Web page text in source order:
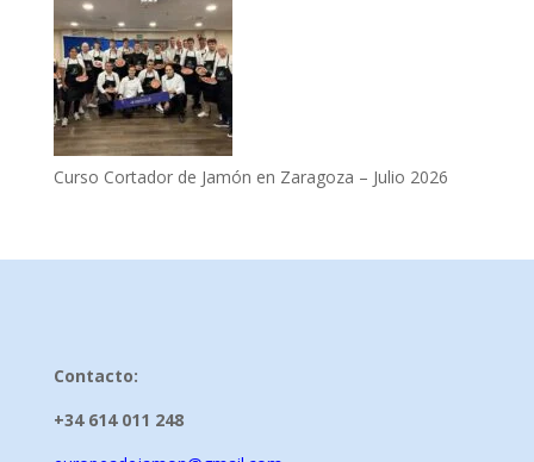
Curso Cortador de Jamón en Zaragoza – Julio 2026
Contacto:
+34 614 011 248